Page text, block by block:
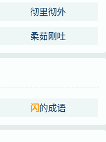
彻里彻外
柔茹刚吐
闪的成语